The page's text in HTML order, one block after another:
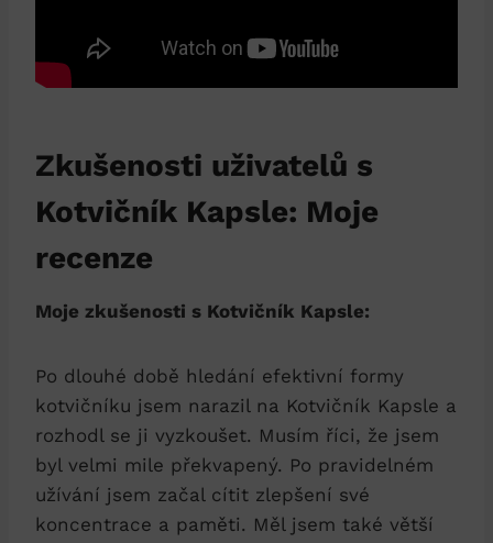
Zkušenosti uživatelů s
Kotvičník Kapsle: Moje
recenze
Moje zkušenosti s Kotvičník Kapsle:
Po dlouhé době hledání efektivní formy
kotvičníku jsem narazil na Kotvičník Kapsle a
rozhodl se ji vyzkoušet. Musím říci, že jsem
byl velmi mile překvapený. Po pravidelném
užívání jsem začal cítit zlepšení své
koncentrace a paměti. Měl jsem také větší